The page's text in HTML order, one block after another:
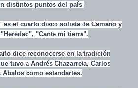
distintos puntos del país.
el cuarto disco solista de Camaño y
"Cante mi tierra".
dice reconocerse en la tradición
tuvo a Andrés Chazarreta, Carlos
Abalos como estandartes.